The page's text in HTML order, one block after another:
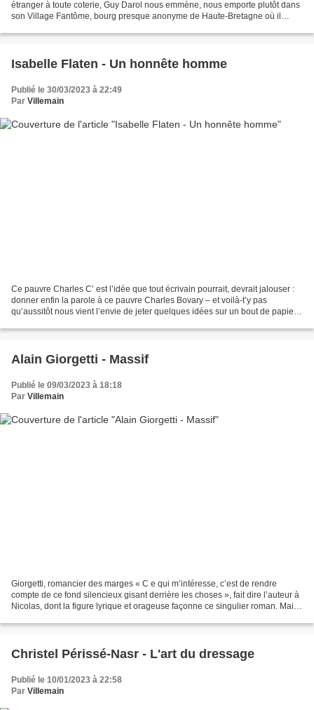
étranger à toute coterie, Guy Darol nous emmène, nous emporte plutôt dans
son Village Fantôme, bourg presque anonyme de Haute-Bretagne où il
Isabelle Flaten - Un honnête homme
Publié le 30/03/2023 à 22:49
Par Villemain
Ce pauvre Charles C’ est l’idée que tout écrivain pourrait, devrait jalouser :
donner enfin la parole à ce pauvre Charles Bovary – et voilà-t’y pas
qu’aussitôt nous vient l’envie de jeter quelques idées sur un bout de papier
Alain Giorgetti - Massif
Publié le 09/03/2023 à 18:18
Par Villemain
Giorgetti, romancier des marges « C e qui m’intéresse, c’est de rendre
compte de ce fond silencieux gisant derrière les choses », fait dire l’auteur à
Nicolas, dont la figure lyrique et orageuse façonne ce singulier roman. Mais
Christel Périssé-Nasr - L'art du dressage
Publié le 10/01/2023 à 22:58
Par Villemain